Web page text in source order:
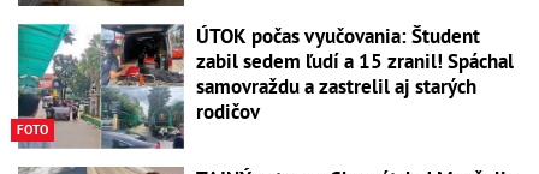
FOTO
ÚTOK počas vyučovania: Študent
zabil sedem ľudí a 15 zranil! Spáchal
samovraždu a zastrelil aj starých
rodičov